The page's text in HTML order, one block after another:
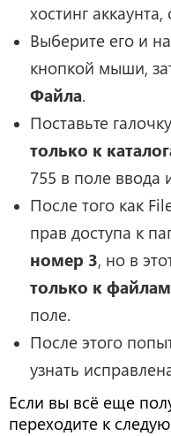
хостинг
Выберите его и
кнопкой мыши,
Файла.
Поставьте
только к
755 в поле ввода
После того как
прав доступа к
номер 3, но в
только к файлам
поле.
После этого
узнать
Если вы всё еще
переходите к